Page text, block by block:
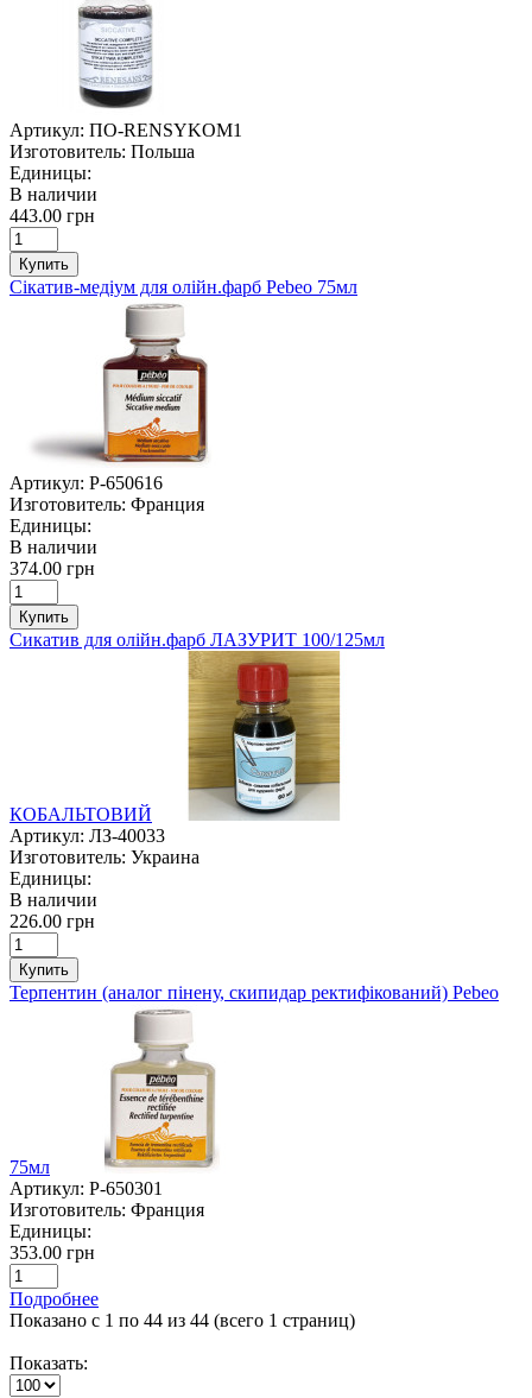
Артикул: ПО-RENSYKOM1
Изготовитель: Польша
Единицы:
В наличии
443.00 грн
Купить
Сікатив-медіум для олійн.фарб Pebeo 75мл
Артикул: P-650616
Изготовитель: Франция
Единицы:
В наличии
374.00 грн
Купить
Сикатив для олійн.фарб ЛАЗУРИТ 100/125мл
КОБАЛЬТОВИЙ
Артикул: ЛЗ-40033
Изготовитель: Украина
Единицы:
В наличии
226.00 грн
Купить
Терпентин (аналог пінену, скипидар ректифікований) Pebeo
75мл
Артикул: P-650301
Изготовитель: Франция
Единицы:
353.00 грн
Подробнее
Показано с 1 по 44 из 44 (всего 1 страниц)
Показать: